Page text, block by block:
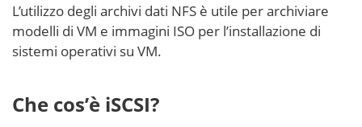
L’utilizzo degli archivi dati NFS è utile per archiviare
modelli di VM e immagini ISO per l’installazione di
sistemi operativi su VM.
Che cos’è iSCSI?